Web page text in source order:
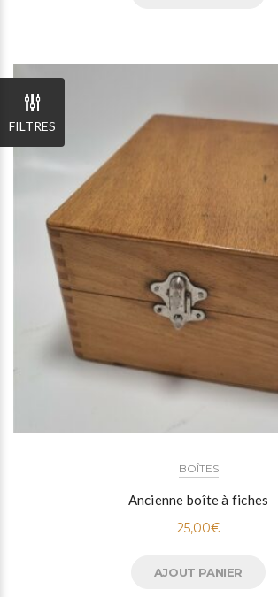
BOÎTES
Ancienne boîte à fiches
25,00€
AJOUT PANIER
FILTRES